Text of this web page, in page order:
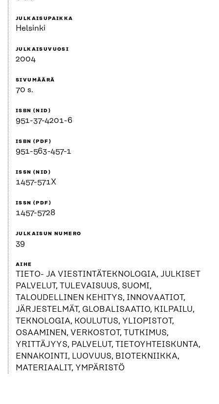
JULKAISUPAIKKA
Helsinki
JULKAISUVUOSI
2004
SIVUMÄÄRÄ
70 s.
ISBN (NID)
951-37-4201-6
ISBN (PDF)
951-563-457-1
ISSN (NID)
1457-571X
ISSN (PDF)
1457-5728
JULKAISUN NUMERO
39
AIHE
TIETO- JA VIESTINTÄTEKNOLOGIA, JULKISET
PALVELUT, TULEVAISUUS, SUOMI,
TALOUDELLINEN KEHITYS, INNOVAATIOT,
JÄRJESTELMÄT, GLOBALISAATIO, KILPAILU,
TEKNOLOGIA, KOULUTUS, YLIOPISTOT,
OSAAMINEN, VERKOSTOT, TUTKIMUS,
YRITTÄJYYS, PALVELUT, TIETOYHTEISKUNTA,
ENNAKOINTI, LUOVUUS, BIOTEKNIIKKA,
MATERIAALIT, YMPÄRISTÖ